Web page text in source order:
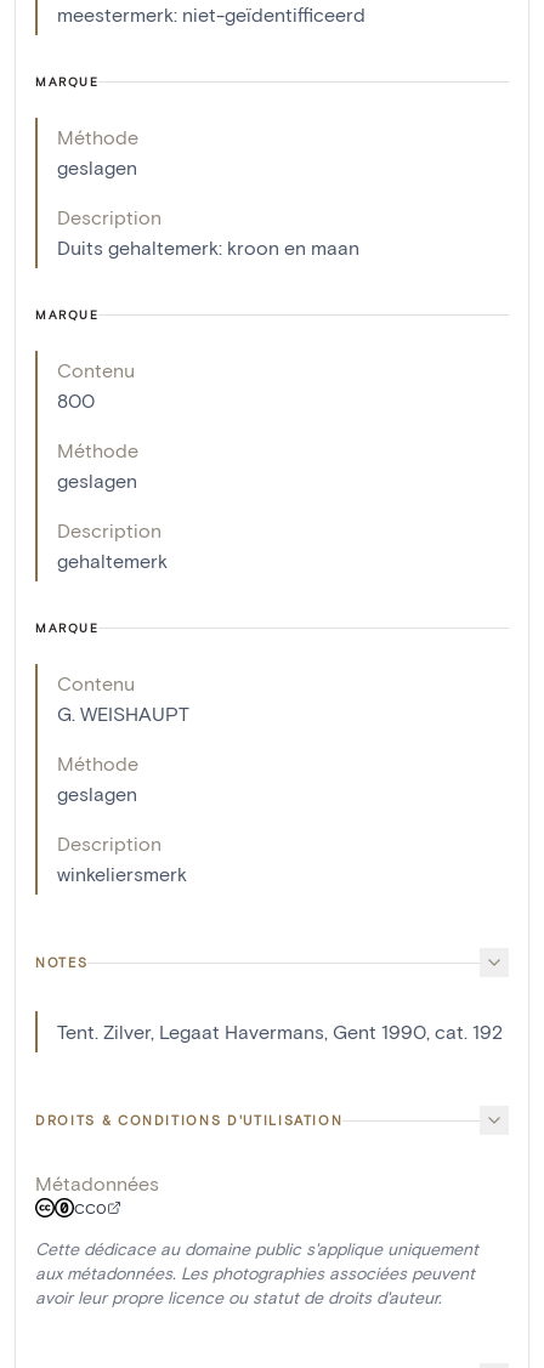
meestermerk: niet-geïdentifficeerd
MARQUE
Méthode
geslagen
Description
Duits gehaltemerk: kroon en maan
MARQUE
Contenu
800
Méthode
geslagen
Description
gehaltemerk
MARQUE
Contenu
G. WEISHAUPT
Méthode
geslagen
Description
winkeliersmerk
NOTES
Tent. Zilver, Legaat Havermans, Gent 1990, cat. 192
DROITS & CONDITIONS D'UTILISATION
Métadonnées
CC0
Cette dédicace au domaine public s'applique uniquement
aux métadonnées. Les photographies associées peuvent
avoir leur propre licence ou statut de droits d'auteur.